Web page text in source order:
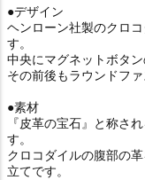
●デザイン
ヘンローン社製のクロ
す。
中央にマグネットボタ
その前後もラウンドフ
●素材
『皮革の宝石』と称さ
す。
クロコダイルの腹部の
立てです。